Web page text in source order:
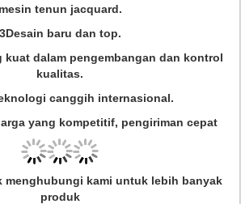
mesin tenun jacquard.
3Desain baru dan top.
kuat dalam pengembangan dan kontrol
kualitas.
canggih internasional.
yang kompetitif, pengiriman cepat
menghubungi kami untuk lebih banyak
produk